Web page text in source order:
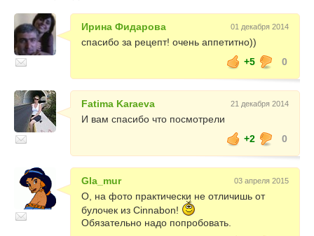
Ирина Фидарова 01 декабря 2014
спасибо за рецепт! очень аппетитно))
+5
0
Fatima Karaeva 21 декабря 2014
И вам спасибо что посмотрели
+2
0
Gla_mur 03 апреля 2015
О, на фото практически не отличишь от
булочек из Cinnabon!
Обязательно надо попробовать.